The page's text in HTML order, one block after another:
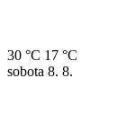
30 °C 17 °C
sobota 8. 8.